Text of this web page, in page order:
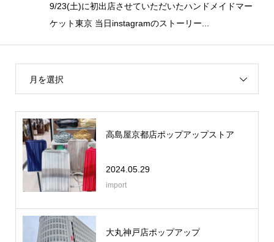
9/23(土)に初出店させていただいたハンドメイドマー
ケット東京 当日instagramのストーリー...
月を選択
高島屋京都店ポップアップストア
2024.05.29
import
大丸神戸店ポップアップ